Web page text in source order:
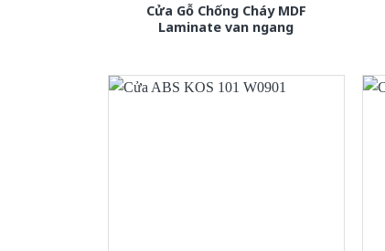
Cửa Gỗ Chống Cháy MDF
Laminate van ngang